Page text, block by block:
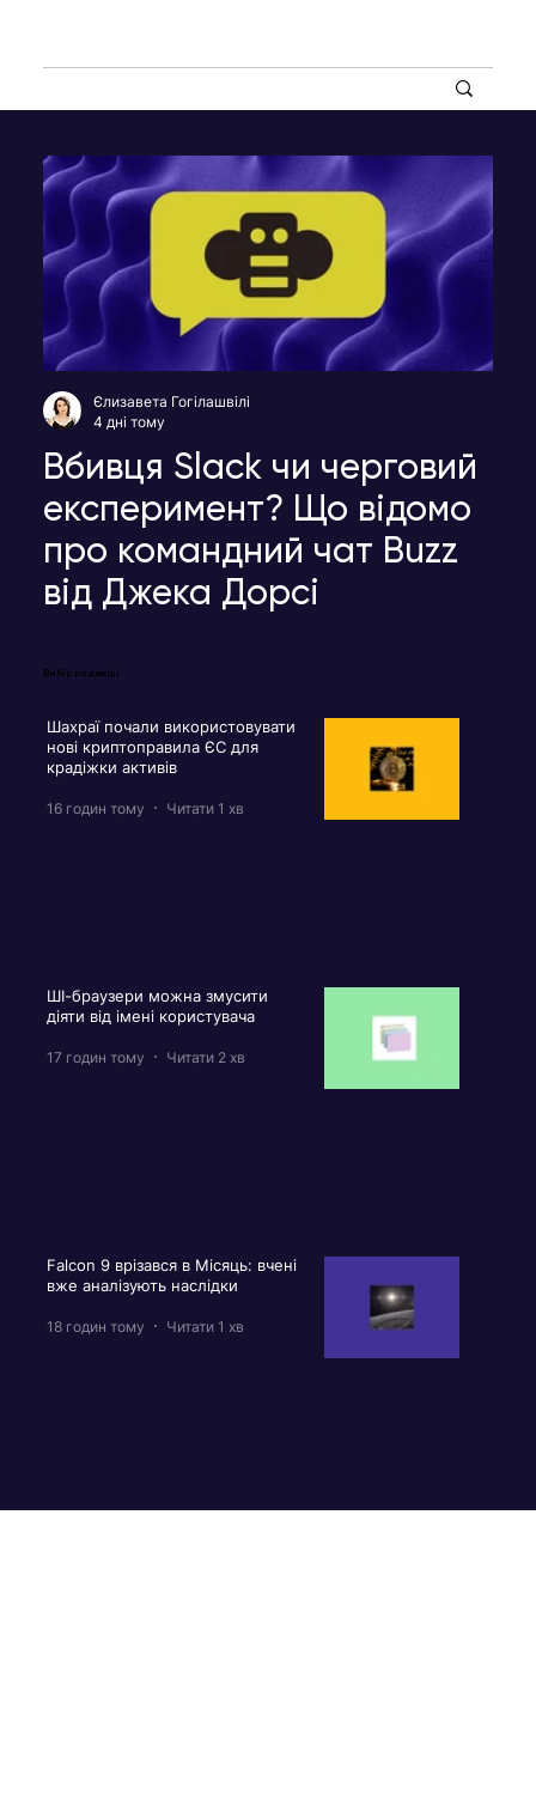
Вбивця Slack чи черговий
експеримент? Що відомо
про командний чат Buzz
від Джека Дорсі
Єлизавета Гогілашвілі
4 дні тому
Вибір редакції
Шахраї почали використовувати
нові криптоправила ЄС для
крадіжки активів
16 годин тому Читати 1 хв
ШІ-браузери можна змусити
діяти від імені користувача
17 годин тому Читати 2 хв
Falcon 9 врізався в Місяць: вчені
вже аналізують наслідки
18 годин тому Читати 1 хв